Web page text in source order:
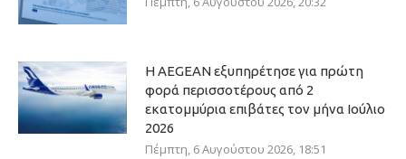
Η AEGEAN εξυπηρέτησε για πρώτη
φορά περισσοτέρους από 2
εκατομμύρια επιβάτες τον μήνα Ιούλιο
2026
Πέμπτη, 6 Αυγούστου 2026, 18:51